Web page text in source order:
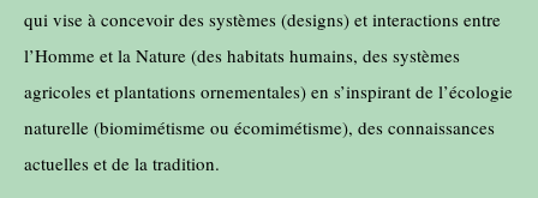
qui vise à concevoir des systèmes (designs) et interactions entre
l’Homme et la Nature (des habitats humains, des systèmes
agricoles et plantations ornementales) en s’inspirant de l’écologie
naturelle (biomimétisme ou écomimétisme), des connaissances
actuelles et de la tradition.